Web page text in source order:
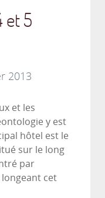
et 5
2013
et les
y est
hôtel est le
sur le long
par
cet